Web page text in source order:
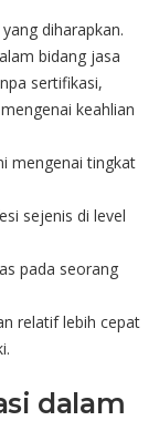
yang diharapkan.
bidang jasa
sertifikasi,
mengenai keahlian
mengenai tingkat
sejenis di level
pada seorang
relatif lebih cepat
.
dalam